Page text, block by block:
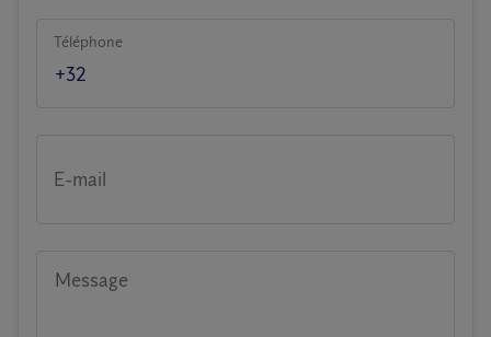
Téléphone
E-mail
Message